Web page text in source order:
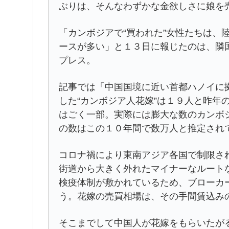
ぶりは、そんなわずかな金欲しさに娘を
「カンボジアで“買われた”女性たちは
ースが多い」と１３日に報じたのは、
プレス。
記事では「中国国境に近い首都ハノイ
した“カンボジア人花嫁”は１９人と昨
はごく一部。実際には膨大な数のカン
の数はこの１０年間で数万人と推定され
コロナ禍により東南アジア各国で制限
街道から大きく外れたマイナーなルー
検疫体制が敷かれているため、ブロー
う。花嫁の売買相場は、その手間賃込み
そこまでして中国人が花嫁をもらいた